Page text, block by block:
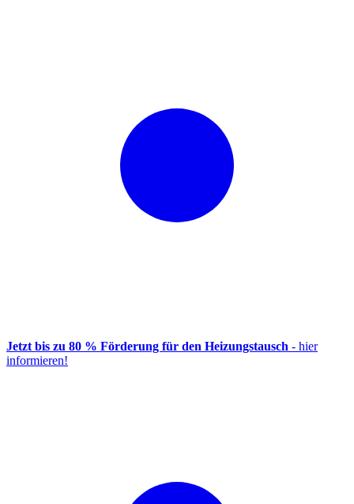
Jetzt bis zu 80 % Förderung für den Heizungstausch - hier
informieren!